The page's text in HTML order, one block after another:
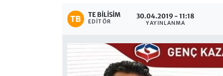
TE BILISIM
EDITÖR
30.04.2019 - 11:18
YAYINLANMA